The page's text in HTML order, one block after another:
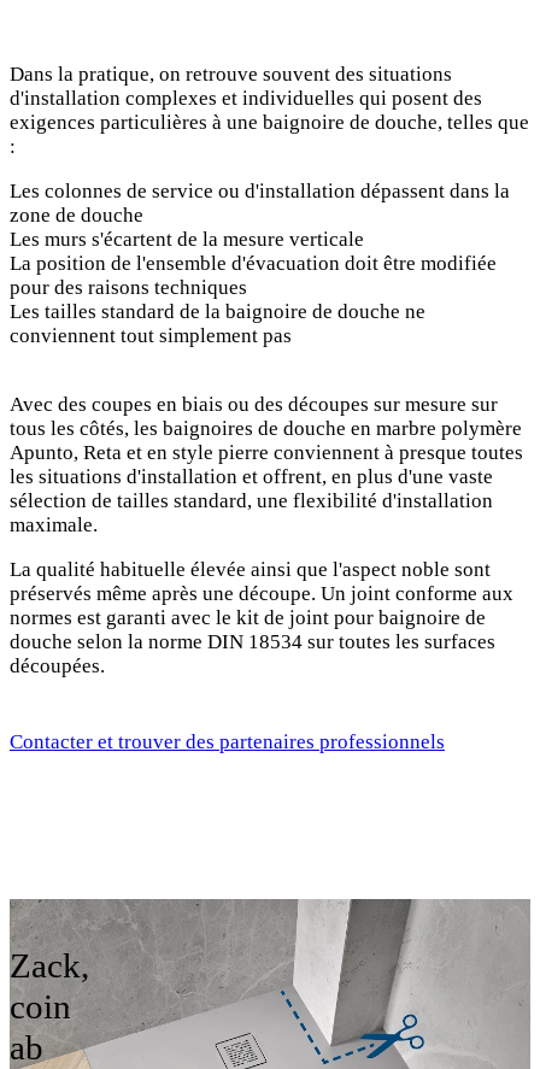
Dans la pratique, on retrouve souvent des situations
d'installation complexes et individuelles qui posent des
exigences particulières à une baignoire de douche, telles que
:
Les colonnes de service ou d'installation dépassent dans la
zone de douche
Les murs s'écartent de la mesure verticale
La position de l'ensemble d'évacuation doit être modifiée
pour des raisons techniques
Les tailles standard de la baignoire de douche ne
conviennent tout simplement pas
Avec des coupes en biais ou des découpes sur mesure sur
tous les côtés, les baignoires de douche en marbre polymère
Apunto, Reta et en style pierre conviennent à presque toutes
les situations d'installation et offrent, en plus d'une vaste
sélection de tailles standard, une flexibilité d'installation
maximale.
La qualité habituelle élevée ainsi que l'aspect noble sont
préservés même après une découpe. Un joint conforme aux
normes est garanti avec le kit de joint pour baignoire de
douche selon la norme DIN 18534 sur toutes les surfaces
découpées.
Contacter et trouver des partenaires professionnels
Zack,
coin
ab